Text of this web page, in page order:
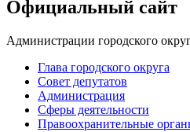
Официальный сайт
Администрации городского
Глава городского округа
Совет депутатов
Администрация
Сферы деятельности
Правоохранительные